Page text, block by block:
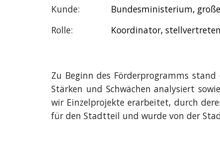
Kunde:
Bundesministerium,
Rolle:
Koordinator,
Zu Beginn des Förderprogramms
Stärken und Schwächen analysiert
wir Einzelprojekte erarbeitet, durch
für den Stadtteil und wurde von der